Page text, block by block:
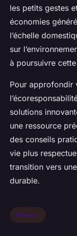
les petits gestes
économies
l’échelle
sur
à poursuivre
Pour approfondir
solutions
une ressource
des conseils
vie plus
transition vers
durable.
Maison